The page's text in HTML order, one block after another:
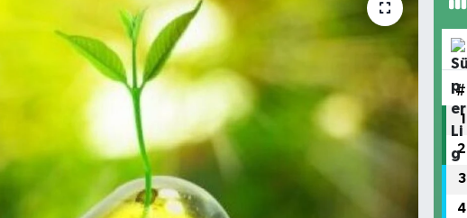
#
1
2
3
4